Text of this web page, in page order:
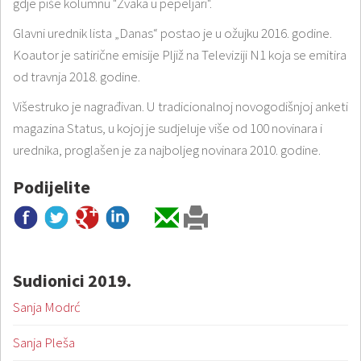
Glavni urednik lista „Danas“ postao je u ožujku 2016. godine.
Koautor je satirične emisije Pljiž na Televiziji N1 koja se emitira
od travnja 2018. godine.
Višestruko je nagrađivan. U tradicionalnoj novogodišnjoj anketi
magazina Status, u kojoj je sudjeluje više od 100 novinara i
urednika, proglašen je za najboljeg novinara 2010. godine.
Podijelite
Sudionici 2019.
Sanja Modrć
Sanja Pleša